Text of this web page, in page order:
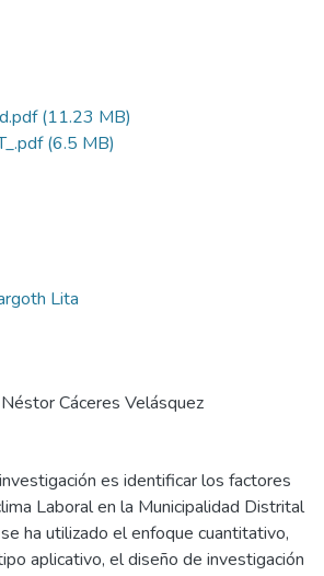
(11.23 MB)
(6.5 MB)
Lita
Cáceres Velásquez
es identificar los factores
Laboral en la Municipalidad Distrital
ha utilizado el enfoque cuantitativo,
aplicativo, el diseño de investigación